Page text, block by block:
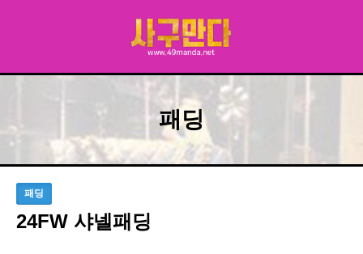
패딩
패딩
24FW 샤넬패딩